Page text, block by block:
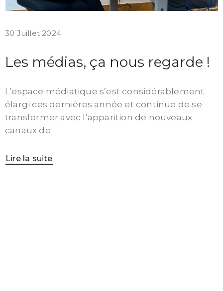
30 Juillet 2024
Les médias, ça nous regarde !
L’espace médiatique s’est considérablement
élargi ces dernières année et continue de se
transformer avec l’apparition de nouveaux
canaux de
Lire la suite